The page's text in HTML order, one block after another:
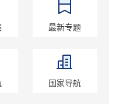
最新专题
国家导航